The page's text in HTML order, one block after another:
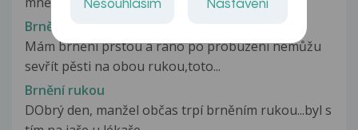
Brnění rukou
Mám brnění prstou a rano po probuzení nemůžu
sevřít pěsti na obou rukou,toto...
Brnění rukou
DObrý den, manžel občas trpí brněním rukou...byl s
Nesouhlasím Nastavení